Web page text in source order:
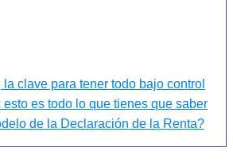
clave para tener todo bajo control
esto es todo lo que tienes que saber
de la Declaración de la Renta?